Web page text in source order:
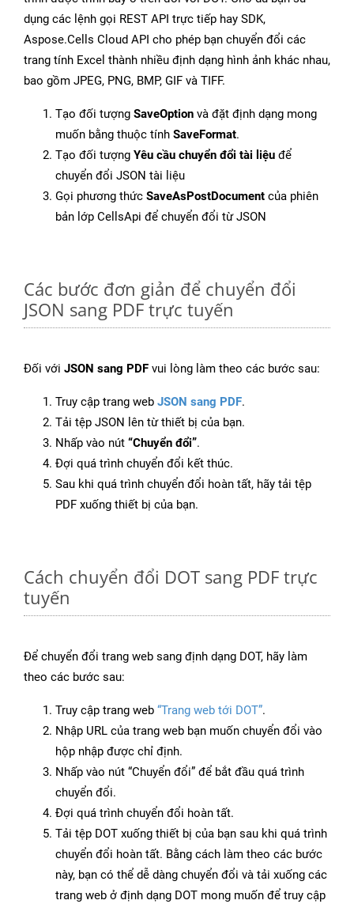
dụng các lệnh gọi REST API trực tiếp hay SDK,
Aspose.Cells Cloud API cho phép bạn chuyển đổi các
trang tính Excel thành nhiều định dạng hình ảnh khác nhau,
bao gồm JPEG, PNG, BMP, GIF và TIFF.
Tạo đối tượng SaveOption và đặt định dạng mong
muốn bằng thuộc tính SaveFormat.
Tạo đối tượng Yêu cầu chuyển đổi tài liệu để
chuyển đổi JSON tài liệu
Gọi phương thức SaveAsPostDocument của phiên
bản lớp CellsApi để chuyển đổi từ JSON
Các bước đơn giản để chuyển đổi
JSON sang PDF trực tuyến
Đối với JSON sang PDF vui lòng làm theo các bước sau:
Truy cập trang web JSON sang PDF.
Tải tệp JSON lên từ thiết bị của bạn.
Nhấp vào nút “Chuyển đổi”.
Đợi quá trình chuyển đổi kết thúc.
Sau khi quá trình chuyển đổi hoàn tất, hãy tải tệp
PDF xuống thiết bị của bạn.
Cách chuyển đổi DOT sang PDF trực
tuyến
Để chuyển đổi trang web sang định dạng DOT, hãy làm
theo các bước sau:
Truy cập trang web “Trang web tới DOT”.
Nhập URL của trang web bạn muốn chuyển đổi vào
hộp nhập được chỉ định.
Nhấp vào nút “Chuyển đổi” để bắt đầu quá trình
chuyển đổi.
Đợi quá trình chuyển đổi hoàn tất.
Tải tệp DOT xuống thiết bị của bạn sau khi quá trình
chuyển đổi hoàn tất. Bằng cách làm theo các bước
này, bạn có thể dễ dàng chuyển đổi và tải xuống các
trang web ở định dạng DOT mong muốn để truy cập